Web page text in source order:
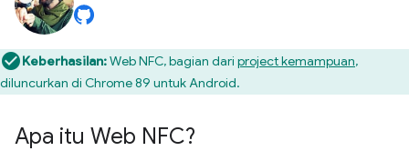
Keberhasilan:Web NFC, bagian dari project kemampuan,
diluncurkan di Chrome 89 untuk Android.
Apa itu Web NFC?